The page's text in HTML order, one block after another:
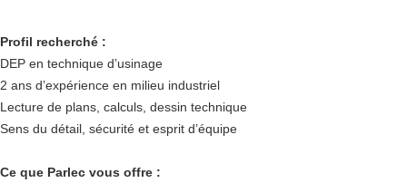
Profil recherché :
DEP en technique d’usinage
2 ans d’expérience en milieu industriel
Lecture de plans, calculs, dessin technique
Sens du détail, sécurité et esprit d’équipe
Ce que Parlec vous offre :